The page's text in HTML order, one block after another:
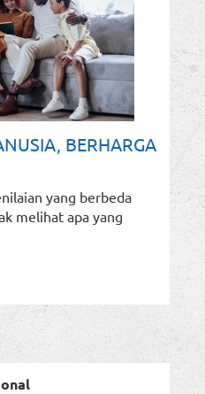
BERHARGA
yang berbeda
melihat apa yang